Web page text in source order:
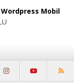
Mobil